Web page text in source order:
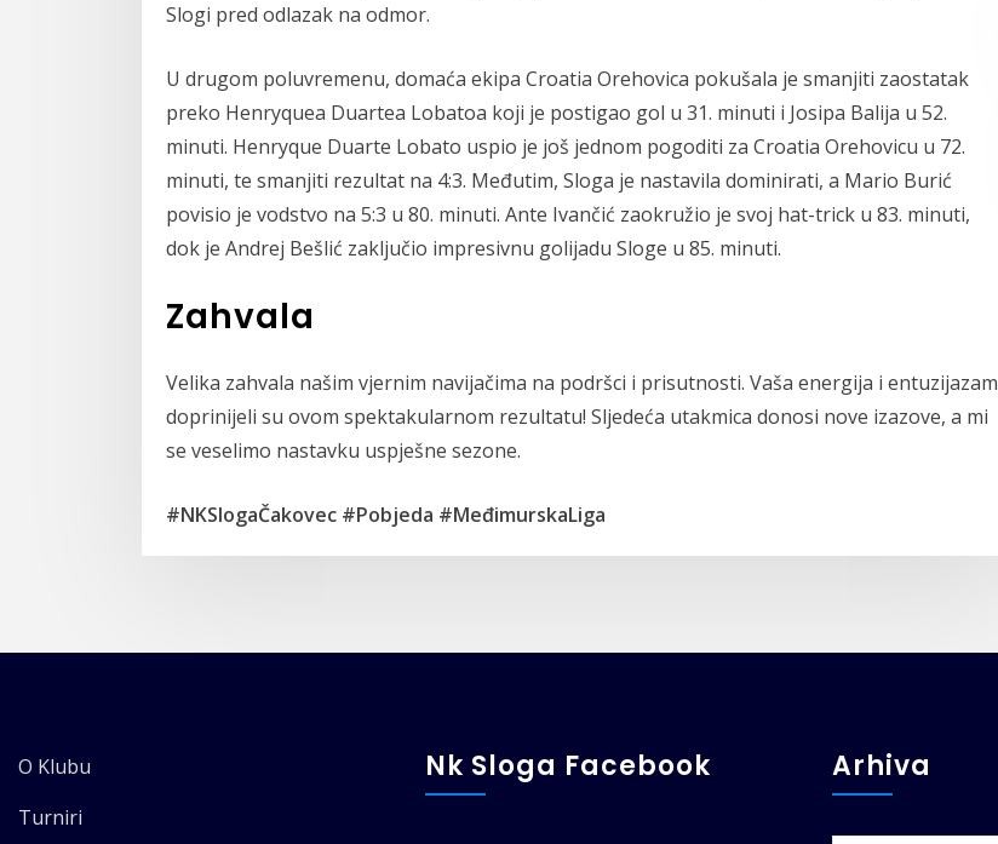
Slogi pred odlazak na odmor.
U drugom poluvremenu, domaća ekipa Croatia Orehovica pokušala je smanjiti zaostatak
preko Henryquea Duartea Lobatoa koji je postigao gol u 31. minuti i Josipa Balija u 52.
minuti. Henryque Duarte Lobato uspio je još jednom pogoditi za Croatia Orehovicu u 72.
minuti, te smanjiti rezultat na 4:3. Međutim, Sloga je nastavila dominirati, a Mario Burić
povisio je vodstvo na 5:3 u 80. minuti. Ante Ivančić zaokružio je svoj hat-trick u 83. minuti,
dok je Andrej Bešlić zaključio impresivnu golijadu Sloge u 85. minuti.
Zahvala
Velika zahvala našim vjernim navijačima na podršci i prisutnosti. Vaša energija i entuzijazam
doprinijeli su ovom spektakularnom rezultatu! Sljedeća utakmica donosi nove izazove, a mi
se veselimo nastavku uspješne sezone.
#NKSlogaČakovec #Pobjeda #MeđimurskaLiga
O Klubu
Turniri
Nk Sloga Facebook Arhiva